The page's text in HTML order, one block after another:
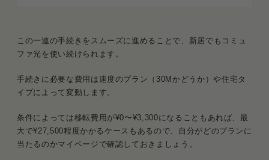
この一連の手続きをスムーズに進めることで、新居でもコミュ
ファ光を使い続けられます。
手続きに必要な費用は速度のプラン（30Mかどうか）や住宅タ
イプによって変動します。
条件によっては移転費用が¥0〜¥3,300になることもあれば、最
大で¥27,500程度かかるケースもあるので、自分がどのプランに
当たるのかマイページで確認しておきましょう。